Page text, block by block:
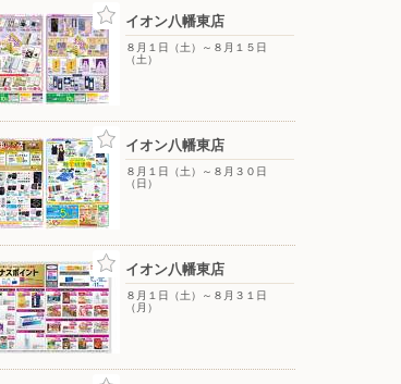
８月３日（月）〜８月１６日
イオン八幡東店
８月１日（土）～８月１５日
（土）
イオン八幡東店
８月１日（土）～８月３０日
（日）
イオン八幡東店
８月１日（土）～８月３１日
（月）